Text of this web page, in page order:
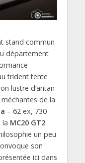
stand commun
département
trident tente
lustre d’antan
de la
– 62 ex, 730
la MC20 GT2
un peu
son
ici dans